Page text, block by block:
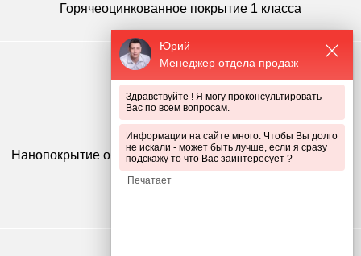
Горячеоцинкованное покрытие 1 класса
Нанопокрытие обеспечивает 100% адгезию (сцепление)
слоя краски с цинком
Юрий
Менеджер отдела продаж
Здравствуйте ! Я могу проконсультировать
Вас по всем вопросам.
Информации на сайте много. Чтобы Вы долго
не искали - может быть лучше, если я сразу
подскажу то что Вас заинтересует ?